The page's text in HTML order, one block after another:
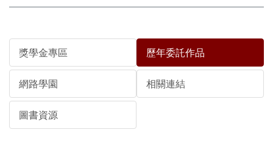
獎學金專區 歷年委託作品
網路學園 相關連結
圖書資源